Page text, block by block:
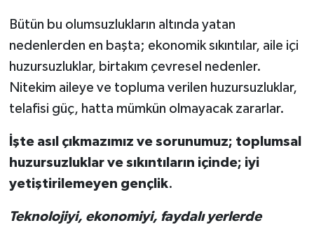
Bütün bu olumsuzlukların altında yatan
nedenlerden en başta; ekonomik sıkıntılar, aile içi
huzursuzluklar, birtakım çevresel nedenler.
Nitekim aileye ve topluma verilen huzursuzluklar,
telafisi güç, hatta mümkün olmayacak zararlar.
İşte asıl çıkmazımız ve sorunumuz; toplumsal
huzursuzluklar ve sıkıntıların içinde; iyi
yetiştirilemeyen gençlik.
Teknolojiyi, ekonomiyi, faydalı yerlerde